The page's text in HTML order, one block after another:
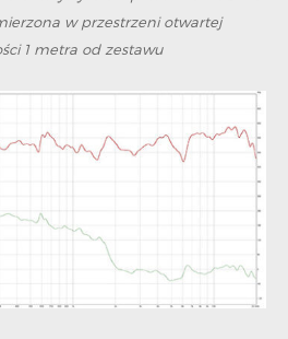
w przestrzeni otwartej
1 metra od zestawu